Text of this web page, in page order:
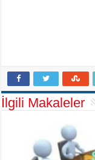
İlgili Makaleler